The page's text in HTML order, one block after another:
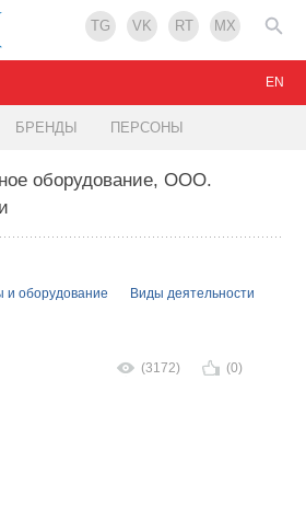
TG VK RT MX
БРЕНДЫ ПЕРСОНЫ
EN
оборудование, ООО.
и оборудование Виды деятельности
(3172) (0)